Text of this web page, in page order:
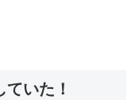
いた！